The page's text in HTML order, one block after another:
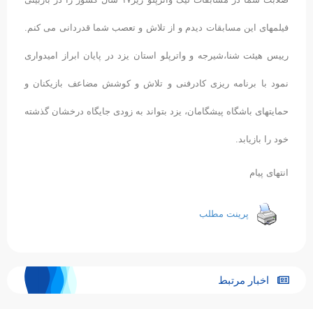
فیلمهای این مسابقات دیدم و از تلاش و تعصب شما قدردانی می کنم.
رییس هیئت شنا،شیرجه و واترپلو استان یزد در پایان ابراز امیدواری
نمود با برنامه ریزی کادرفنی و تلاش و کوشش مضاعف بازیکنان و
حمایتهای باشگاه پیشگامان، یزد بتواند به زودی جایگاه درخشان گذشته
خود را بازیابد.
انتهای پیام
پرینت مطلب
اخبار مرتبط